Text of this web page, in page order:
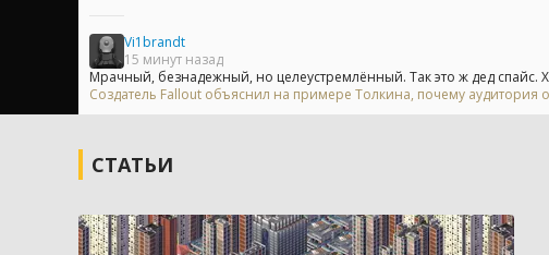
Vi1brandt
15 минут назад
Мрачный, безнадежный, но целеустремлённый. Так это ж дед спайс.
Создатель Fallout объяснил на примере Толкина, почему аудитория
СТАТЬИ